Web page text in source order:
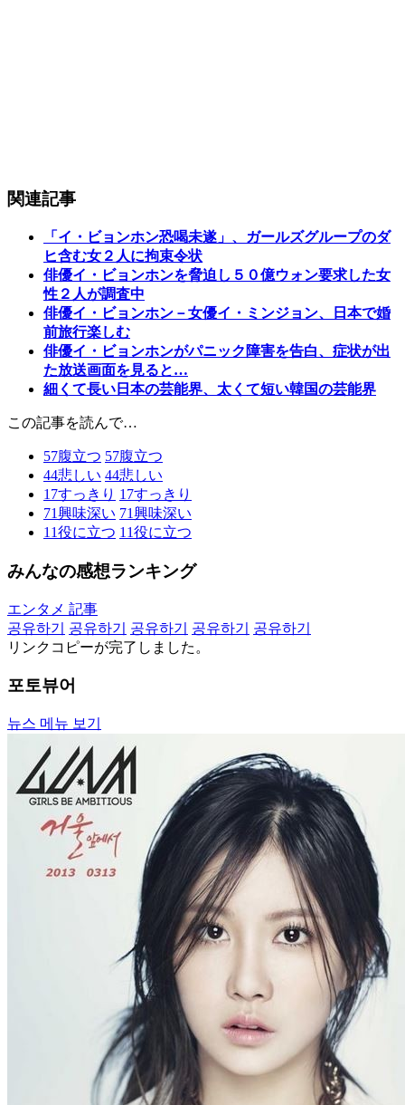
関連記事
「イ・ビョンホン恐喝未遂」、ガールズグループのダ
ヒ含む女２人に拘束令状
俳優イ・ビョンホンを脅迫し５０億ウォン要求した女
性２人が調査中
俳優イ・ビョンホン－女優イ・ミンジョン、日本で婚
前旅行楽しむ
俳優イ・ビョンホンがパニック障害を告白、症状が出
た放送画面を見ると…
細くて長い日本の芸能界、太くて短い韓国の芸能界
この記事を読んで…
57腹立つ 57腹立つ
44悲しい 44悲しい
17すっきり 17すっきり
71興味深い 71興味深い
11役に立つ 11役に立つ
みんなの感想ランキング
エンタメ 記事
공유하기
공유하기 공유하기 공유하기
공유하기
リンクコピーが完了しました。
포토뷰어
뉴스 메뉴 보기